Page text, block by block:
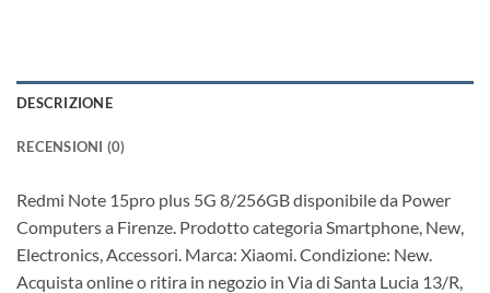
DESCRIZIONE
RECENSIONI (0)
Redmi Note 15pro plus 5G 8/256GB disponibile da Power
Computers a Firenze. Prodotto categoria Smartphone, New,
Electronics, Accessori. Marca: Xiaomi. Condizione: New.
Acquista online o ritira in negozio in Via di Santa Lucia 13/R,